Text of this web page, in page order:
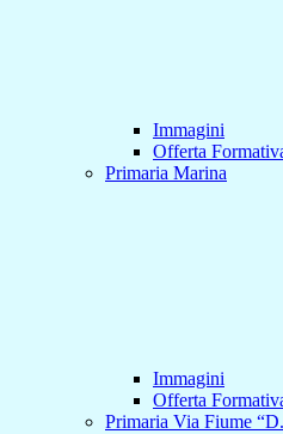
Immagini
Offerta
Primaria Marina
Immagini
Offerta
Primaria Via Fiume